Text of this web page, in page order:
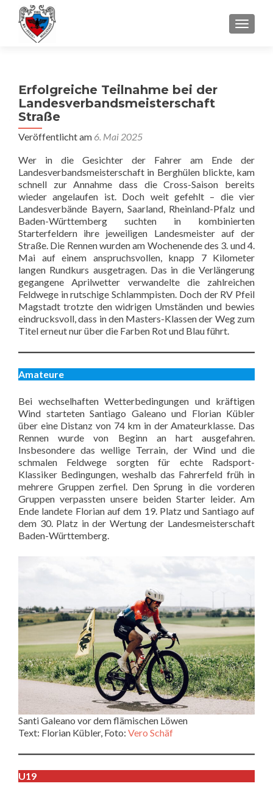
Erfolgreiche Teilnahme bei der
Landesverbandsmeisterschaft
Straße
Veröffentlicht am 6. Mai 2025
Wer in die Gesichter der Fahrer am Ende der
Landesverbandsmeisterschaft in Berghülen blickte, kam
schnell zur Annahme dass die Cross-Saison bereits
wieder angelaufen ist. Doch weit gefehlt – die vier
Landesverbände Bayern, Saarland, Rheinland-Pfalz und
Baden-Württemberg suchten in kombinierten
Starterfeldern ihre jeweiligen Landesmeister auf der
Straße. Die Rennen wurden am Wochenende des 3. und 4.
Mai auf einem anspruchsvollen, knapp 7 Kilometer
langen Rundkurs ausgetragen. Das in die Verlängerung
gegangene Aprilwetter verwandelte die zahlreichen
Feldwege in rutschige Schlammpisten. Doch der RV Pfeil
Magstadt trotzte den widrigen Umständen und bewies
eindrucksvoll, dass in den Masters-Klassen der Weg zum
Titel erneut nur über die Farben Rot und Blau führt.
Amateure
Bei wechselhaften Wetterbedingungen und kräftigen
Wind starteten Santiago Galeano und Florian Kübler
über eine Distanz von 74 km in der Amateurklasse. Das
Rennen wurde von Beginn an hart ausgefahren.
Insbesondere das wellige Terrain, der Wind und die
schmalen Feldwege sorgten für echte Radsport-
Klassiker Bedingungen, weshalb das Fahrerfeld früh in
mehrere Gruppen zerfiel. Den Sprung in die vorderen
Gruppen verpassten unsere beiden Starter leider. Am
Ende landete Florian auf dem 19. Platz und Santiago auf
dem 30. Platz in der Wertung der Landesmeisterschaft
Baden-Württemberg.
Santi Galeano vor dem flämischen Löwen
Text: Florian Kübler, Foto: Vero Schäf
U19